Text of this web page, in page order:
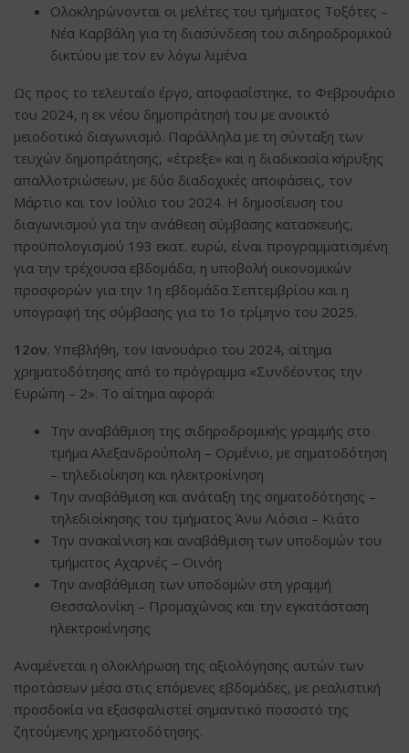
Ολοκληρώνονται οι μελέτες του τμήματος Τοξότες –
Νέα Καρβάλη για τη διασύνδεση του σιδηροδρομικού
δικτύου με τον εν λόγω λιμένα
Ως προς το τελευταίο έργο, αποφασίστηκε, τo Φεβρουάριο
του 2024, η εκ νέου δημοπράτησή του με ανοικτό
μειοδοτικό διαγωνισμό. Παράλληλα με τη σύνταξη των
τευχών δημοπράτησης, «έτρεξε» και η διαδικασία κήρυξης
απαλλοτριώσεων, με δύο διαδοχικές αποφάσεις, τον
Μάρτιο και τον Ιούλιο του 2024. Η δημοσίευση του
διαγωνισμού για την ανάθεση σύμβασης κατασκευής,
προϋπολογισμού 193 εκατ. ευρώ, είναι προγραμματισμένη
για την τρέχουσα εβδομάδα, η υποβολή οικονομικών
προσφορών για την 1η εβδομάδα Σεπτεμβρίου και η
υπογραφή της σύμβασης για το 1ο τρίμηνο του 2025.
12ον. Υπεβλήθη, τον Ιανουάριο του 2024, αίτημα
χρηματοδότησης από το πρόγραμμα «Συνδέοντας την
Ευρώπη – 2». Το αίτημα αφορά:
Την αναβάθμιση της σιδηροδρομικής γραμμής στο
τμήμα Αλεξανδρούπολη – Ορμένιο, με σηματοδότηση
– τηλεδιοίκηση και ηλεκτροκίνηση
Την αναβάθμιση και ανάταξη της σηματοδότησης –
τηλεδιοίκησης του τμήματος Άνω Λιόσια – Κιάτο
Την ανακαίνιση και αναβάθμιση των υποδομών του
τμήματος Αχαρνές – Οινόη
Την αναβάθμιση των υποδομών στη γραμμή
Θεσσαλονίκη – Προμαχώνας και την εγκατάσταση
ηλεκτροκίνησης
Αναμένεται η ολοκλήρωση της αξιολόγησης αυτών των
προτάσεων μέσα στις επόμενες εβδομάδες, με ρεαλιστική
προσδοκία να εξασφαλιστεί σημαντικό ποσοστό της
ζητούμενης χρηματοδότησης.